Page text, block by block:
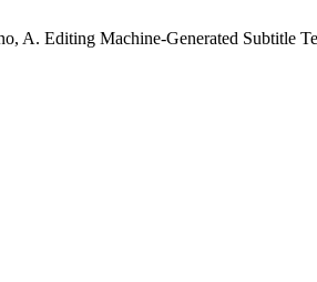
A. Editing Machine-Generated Subtitle